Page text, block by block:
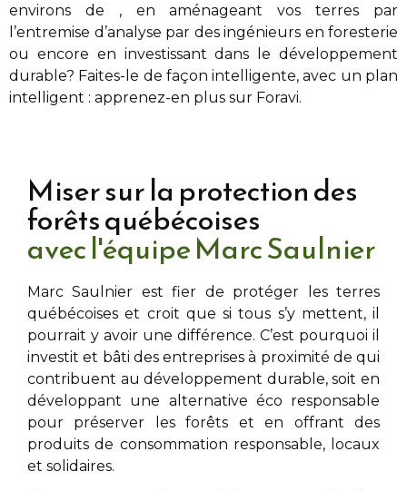
environs de , en aménageant vos terres par
l’entremise d’analyse par des ingénieurs en foresterie
ou encore en investissant dans le développement
durable? Faites-le de façon intelligente, avec un plan
intelligent : apprenez-en plus sur Foravi.
Miser sur la protection des
forêts québécoises
avec l'équipe Marc Saulnier
Marc Saulnier est fier de protéger les terres
québécoises et croit que si tous s’y mettent, il
pourrait y avoir une différence. C’est pourquoi il
investit et bâti des entreprises à proximité de qui
contribuent au développement durable, soit en
développant une alternative éco responsable
pour préserver les forêts et en offrant des
produits de consommation responsable, locaux
et solidaires.